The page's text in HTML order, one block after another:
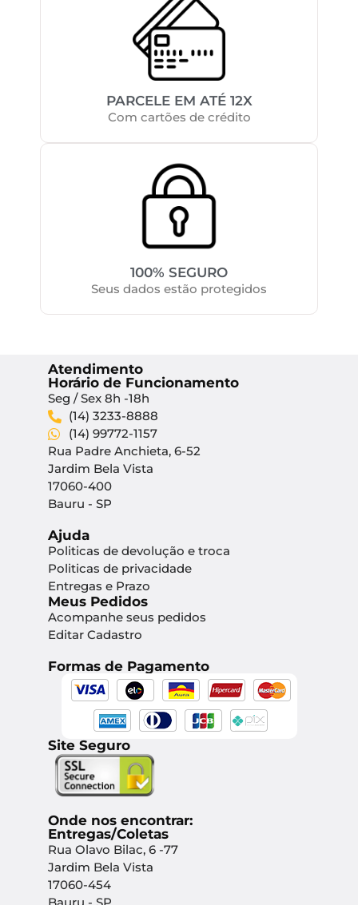
PARCELE EM ATÉ 12X
Com cartões de crédito
100% SEGURO
Seus dados estão protegidos
Atendimento
Horário de Funcionamento
Seg / Sex 8h -18h
(14) 3233-8888
(14) 99772-1157
Rua Padre Anchieta, 6-52
Jardim Bela Vista
17060-400
Bauru - SP
Ajuda
Politicas de devolução e troca
Politicas de privacidade
Entregas e Prazo
Meus Pedidos
Acompanhe seus pedidos
Editar Cadastro
Formas de Pagamento
Site Seguro
Onde nos encontrar:
Entregas/Coletas
Rua Olavo Bilac, 6 -77
Jardim Bela Vista
17060-454